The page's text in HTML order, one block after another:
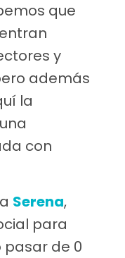
que
y
además
la
con
Serena,
para
de 0